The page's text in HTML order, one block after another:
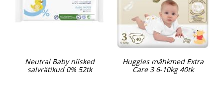
Neutral Baby niisked
salvrätikud 0% 52tk
Huggies mähkmed Extra
Care 3 6-10kg 40tk